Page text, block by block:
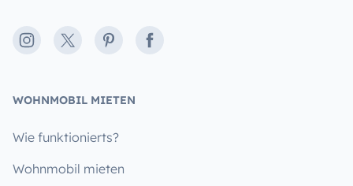
Instagram
X PinterestFacebook
WOHNMOBIL MIETEN
Wie funktionierts?
Wohnmobil mieten